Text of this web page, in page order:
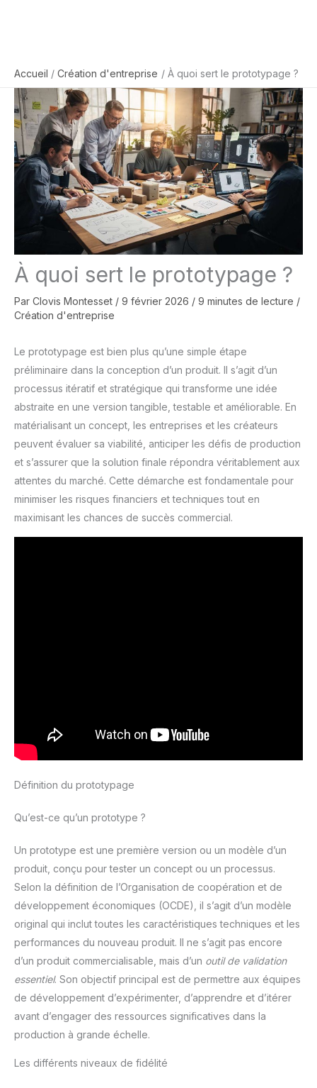
Accueil Création d'entreprise À quoi sert le prototypage ?
À quoi sert le prototypage ?
Par Clovis Montesset / 9 février 2026 / 9 minutes de lecture /
Création d'entreprise
Le prototypage est bien plus qu’une simple étape
préliminaire dans la conception d’un produit. Il s’agit d’un
processus itératif et stratégique qui transforme une idée
abstraite en une version tangible, testable et améliorable. En
matérialisant un concept, les entreprises et les créateurs
peuvent évaluer sa viabilité, anticiper les défis de production
et s’assurer que la solution finale répondra véritablement aux
attentes du marché. Cette démarche est fondamentale pour
minimiser les risques financiers et techniques tout en
maximisant les chances de succès commercial.
Définition du prototypage
Qu’est-ce qu’un prototype ?
Un prototype est une première version ou un modèle d’un
produit, conçu pour tester un concept ou un processus.
Selon la définition de l’Organisation de coopération et de
développement économiques (OCDE), il s’agit d’un modèle
original qui inclut toutes les caractéristiques techniques et les
performances du nouveau produit. Il ne s’agit pas encore
d’un produit commercialisable, mais d’un outil de validation
essentiel. Son objectif principal est de permettre aux équipes
de développement d’expérimenter, d’apprendre et d’itérer
avant d’engager des ressources significatives dans la
production à grande échelle.
Les différents niveaux de fidélité